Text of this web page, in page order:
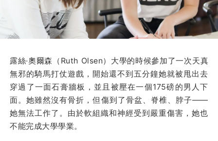
露絲·奧爾森（Ruth Olsen）大學的時候參加了一次天真
無邪的騎馬打仗遊戲，開始還不到五分鐘她就被甩出去
穿過了一面石膏牆板，並且被壓在一個175磅的男人下
面。她雖然沒有骨折，但傷到了骨盆、脊椎、脖子——
她無法工作了。由於軟組織和神經受到嚴重傷害，她也
不能完成大學學業。